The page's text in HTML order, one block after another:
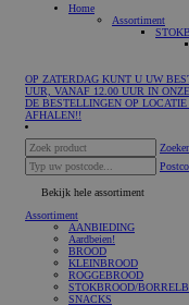
Home
Assortiment
OP ZATERDAG KUNT U UW
UUR, VANAF 12.00 UUR IN
DE BESTELLINGEN OP
AFHALEN!!
Bekijk hele assortiment
Assortiment
AANBIEDING
Aardbeien!
BROOD
KLEINBROOD
ROGGEBROOD
STOKBROOD/
SNACKS